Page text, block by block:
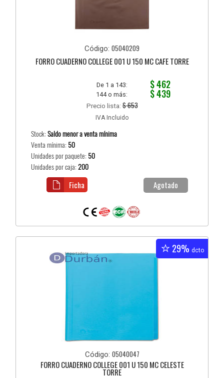
Código: 05040209
FORRO CUADERNO COLLEGE 001 U 150 MC CAFE TORRE
De 1 a 143: $ 462
144 o más: $ 439
Precio lista:$ 653
IVA Incluido
Stock:Saldo menor a venta mínima
Venta mínima: 50
Unidades por paquete: 50
Unidades por caja:200
Agotado
Ficha
29% dcto
Código: 05040047
FORRO CUADERNO COLLEGE 001 U 150 MC CELESTE
TORRE